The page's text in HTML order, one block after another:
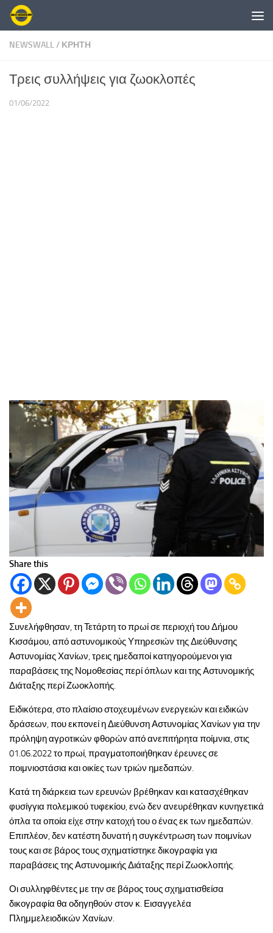
Skip to content
NEWSWALL/ ΚΡΗΤΗ
Τρεις συλλήψεις για ζωοκλοπές
01/06/2022
Share this
Συνελήφθησαν, τη Τετάρτη το πρωί σε περιοχή του Δήμου
Κισσάμου, από αστυνομικούς Υπηρεσιών της Διεύθυνσης
Αστυνομίας Χανίων, τρεις ημεδαποί κατηγορούμενοι για
παραβάσεις της Νομοθεσίας περί όπλων και της Αστυνομικής
Διάταξης περί Ζωοκλοπής.
Ειδικότερα, στο πλαίσιο στοχευμένων ενεργειών και ειδικών
δράσεων, που εκπονεί η Διεύθυνση Αστυνομίας Χανίων για την
πρόληψη αγροτικών φθορών από ανεπιτήρητα ποίμνια, στις
01.06.2022 το πρωί, πραγματοποιήθηκαν έρευνες σε
ποιμνιοστάσια και οικίες των τριών ημεδαπών.
Κατά τη διάρκεια των ερευνών βρέθηκαν και κατασχέθηκαν
φυσίγγια πολεμικού τυφεκίου, ενώ δεν ανευρέθηκαν κυνηγετικά
όπλα τα οποία είχε στην κατοχή του ο ένας εκ των ημεδαπών.
Επιπλέον, δεν κατέστη δυνατή η συγκέντρωση των ποιμνίων
τους και σε βάρος τους σχηματίστηκε δικογραφία για
παραβάσεις της Αστυνομικής Διάταξης περί Ζωοκλοπής.
Οι συλληφθέντες με την σε βάρος τους σχηματισθείσα
δικογραφία θα οδηγηθούν στον κ. Εισαγγελέα
Πλημμελειοδικών Χανίων.